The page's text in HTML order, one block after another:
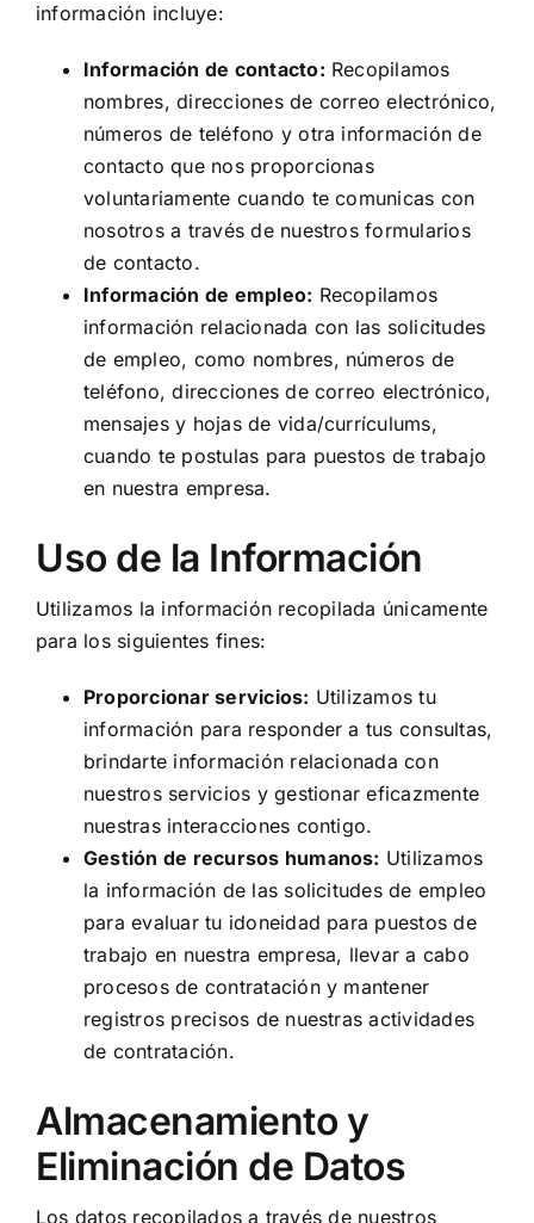
información incluye:
Información de contacto: Recopilamos
nombres, direcciones de correo electrónico,
números de teléfono y otra información de
contacto que nos proporcionas
voluntariamente cuando te comunicas con
nosotros a través de nuestros formularios
de contacto.
Información de empleo: Recopilamos
información relacionada con las solicitudes
de empleo, como nombres, números de
teléfono, direcciones de correo electrónico,
mensajes y hojas de vida/currículums,
cuando te postulas para puestos de trabajo
en nuestra empresa.
Uso de la Información
Utilizamos la información recopilada únicamente
para los siguientes fines:
Proporcionar servicios: Utilizamos tu
información para responder a tus consultas,
brindarte información relacionada con
nuestros servicios y gestionar eficazmente
nuestras interacciones contigo.
Gestión de recursos humanos: Utilizamos
la información de las solicitudes de empleo
para evaluar tu idoneidad para puestos de
trabajo en nuestra empresa, llevar a cabo
procesos de contratación y mantener
registros precisos de nuestras actividades
de contratación.
Almacenamiento y
Eliminación de Datos
Los datos recopilados a través de nuestros